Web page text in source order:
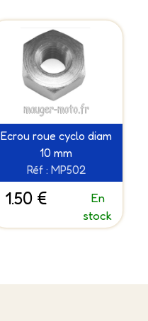
Ecrou roue cyclo diam
10 mm
Réf : MP502
1.50 €
En
stock